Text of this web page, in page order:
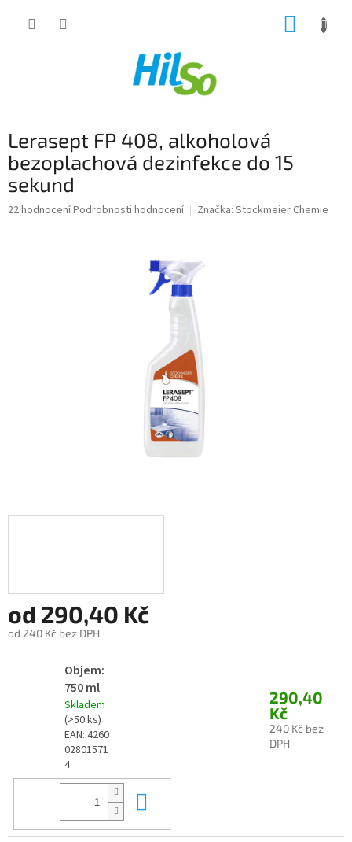
Lerasept FP 408, alkoholová
bezoplachová dezinfekce do 15
sekund
Průměrné
22 hodnoceníPodrobnosti hodnocení Značka: Stockmeier Chemie
od 290,40 Kč
od 240 Kč bez DPH
Objem:
750 ml
Skladem
(>50 ks)
EAN: 4260
02801571
4
290,40
Kč
240 Kč bez
DPH